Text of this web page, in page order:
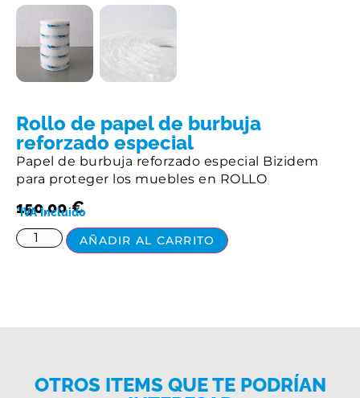
Rollo de papel de burbuja
reforzado especial
Papel de burbuja reforzado especial Bizidem
para proteger los muebles en ROLLO
150,00€
*IVA Incluido
AÑADIR AL CARRITO
OTROS ITEMS QUE TE PODRÍAN